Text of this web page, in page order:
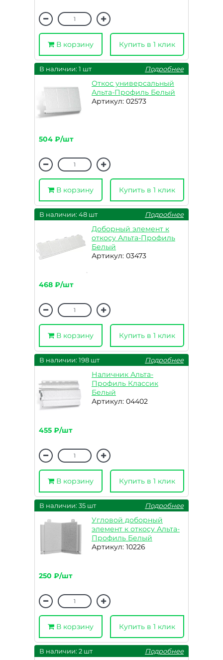
В корзину Купить в 1 клик
В наличии: 1 шт Подробнее
Откос универсальный
Альта-Профиль Белый
Артикул: 02573
504 ₽/шт
В корзину Купить в 1 клик
В наличии: 48 шт Подробнее
Доборный элемент к
откосу Альта-Профиль
Белый
Артикул: 03473
468 ₽/шт
В корзину Купить в 1 клик
В наличии: 198 шт Подробнее
Наличник Альта-
Профиль Классик
Белый
Артикул: 04402
455 ₽/шт
В корзину Купить в 1 клик
В наличии: 35 шт Подробнее
Угловой доборный
элемент к откосу Альта-
Профиль Белый
Артикул: 10226
250 ₽/шт
В корзину Купить в 1 клик
В наличии: 2 шт Подробнее